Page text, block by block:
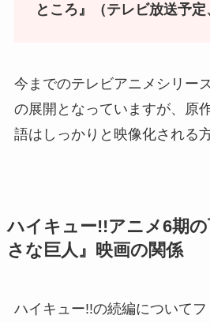
ところ』（テレビ放送予定
今までのテレビアニメシリー
の展開となっていますが、原
語はしっかりと映像化される
ハイキュー!!アニメ6期
さな巨人』映画の関係
ハイキュー!!の続編について